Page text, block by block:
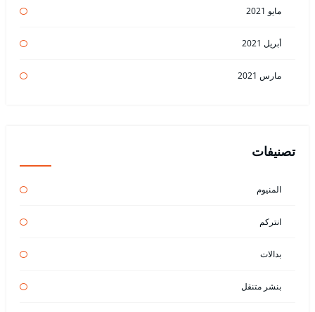
مايو 2021
أبريل 2021
مارس 2021
تصنيفات
المنيوم
انتركم
بدالات
بنشر متنقل